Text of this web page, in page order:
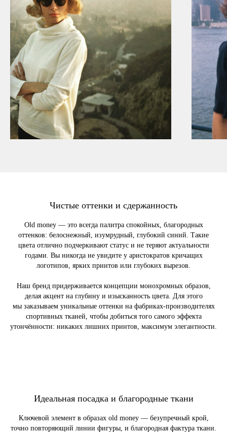
Чистые оттенки и сдержанность
Old money — это всегда палитра спокойных, благородных
оттенков: белоснежный, изумрудный, глубокий синий. Такие
цвета отлично подчеркивают статус и не теряют актуальности
годами. Вы никогда не увидите у аристократов кричащих
логотипов, ярких принтов или глубоких вырезов.
Наш бренд придерживается концепции монохромных образов,
делая акцент на глубину и изысканность цвета. Для этого
мы заказываем уникальные оттенки на фабриках-производителях
спортивных тканей, чтобы добиться того самого эффекта
утончённости: никаких лишних принтов, максимум элегантности.
Идеальная посадка и благородные ткани
Ключевой элемент в образах old money — безупречный крой,
точно повторяющий линии фигуры, и благородная фактура ткани.